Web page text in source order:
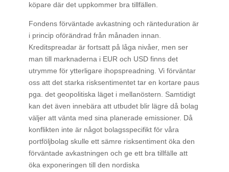
köpare där det uppkommer bra tillfällen.
Fondens förväntade avkastning och ränteduration är
i princip oförändrad från månaden innan.
Kreditspreadar är fortsatt på låga nivåer, men ser
man till marknaderna i EUR och USD finns det
utrymme för ytterligare ihopspreadning. Vi förväntar
oss att det starka risksentimentet tar en kortare paus
pga. det geopolitiska läget i mellanöstern. Samtidigt
kan det även innebära att utbudet blir lägre då bolag
väljer att vänta med sina planerade emissioner. Då
konflikten inte är något bolagsspecifikt för våra
portföljbolag skulle ett sämre risksentiment öka den
förväntade avkastningen och ge ett bra tillfälle att
öka exponeringen till den nordiska